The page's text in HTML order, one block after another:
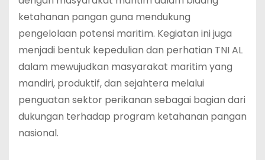
ketahanan pangan guna mendukung
pengelolaan potensi maritim. Kegiatan ini juga
menjadi bentuk kepedulian dan perhatian TNI AL
dalam mewujudkan masyarakat maritim yang
mandiri, produktif, dan sejahtera melalui
penguatan sektor perikanan sebagai bagian dari
dukungan terhadap program ketahanan pangan
nasional.